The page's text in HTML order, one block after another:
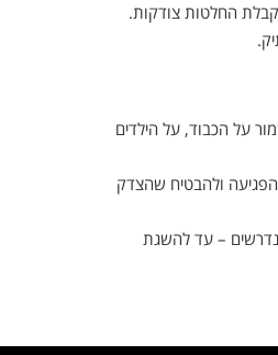
קבלת החלטות צודקות.
על הכבוד, על הילדים
ולהבטיח שהצדק
– עד להשגת